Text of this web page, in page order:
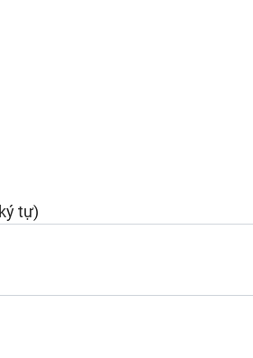
tự)